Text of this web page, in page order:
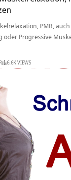
PMR,
oder Progressive
6.6K VIEWS